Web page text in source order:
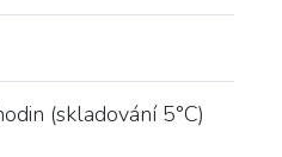
(skladování 5°C)